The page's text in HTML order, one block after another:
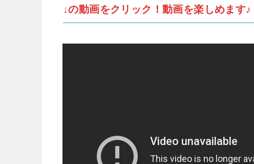
↓の動画をクリック！動画を楽しめます♪